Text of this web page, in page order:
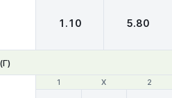
1.10 5.80
1 X 2
1 X 2